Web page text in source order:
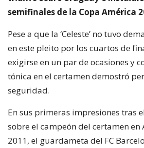
semifinales de la Copa América
Pese a que la ‘Celeste’ no tuvo
en este pleito por los cuartos de
exigirse en un par de ocasiones y
tónica en el certamen demostró
seguridad.
En sus primeras impresiones tras
sobre el campeón del certamen en
2011, el guardameta del FC